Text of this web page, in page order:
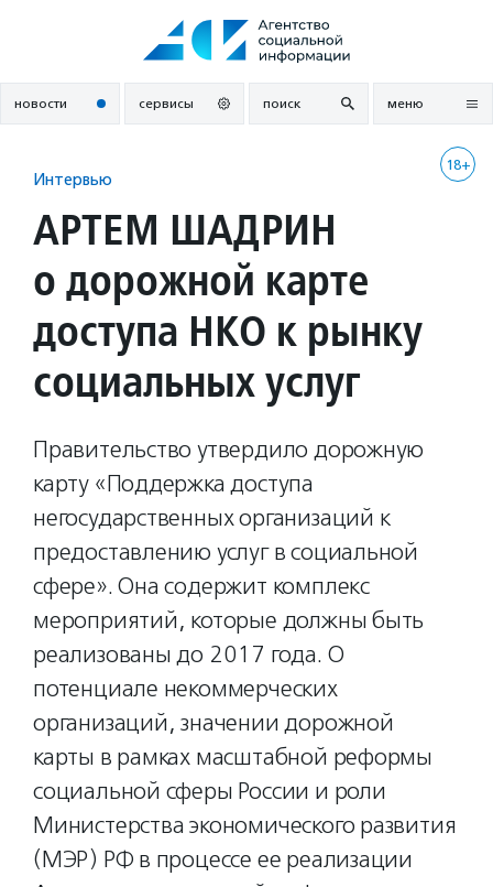
новости сервисы поиск меню
18+
Интервью
АРТЕМ ШАДРИН
о дорожной карте
доступа НКО к рынку
социальных услуг
Правительство утвердило дорожную
карту «Поддержка доступа
негосударственных организаций к
предоставлению услуг в социальной
сфере». Она содержит комплекс
мероприятий, которые должны быть
реализованы до 2017 года. О
потенциале некоммерческих
организаций, значении дорожной
карты в рамках масштабной реформы
социальной сферы России и роли
Министерства экономического развития
(МЭР) РФ в процессе ее реализации